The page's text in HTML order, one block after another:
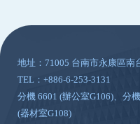
地址：71005 台南市永康區南
TEL：+886-6-253-3131
分機 6601 (辦公室G106)、分
(器材室G108)